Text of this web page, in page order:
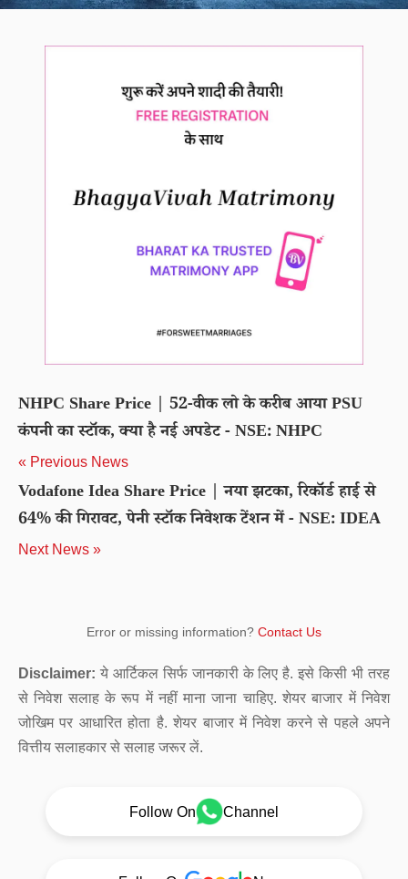
NHPC Share Price | 52-वीक लो के करीब आया PSU
कंपनी का स्टॉक, क्या है नई अपडेट - NSE: NHPC
« Previous News
Vodafone Idea Share Price | नया झटका, रिकॉर्ड हाई से
64% की गिरावट, पेनी स्टॉक निवेशक टेंशन में - NSE: IDEA
Next News »
Error or missing information? Contact Us
Disclaimer: ये आर्टिकल सिर्फ जानकारी के लिए है. इसे किसी भी तरह
से निवेश सलाह के रूप में नहीं माना जाना चाहिए. शेयर बाजार में निवेश
जोखिम पर आधारित होता है. शेयर बाजार में निवेश करने से पहले अपने
वित्तीय सलाहकार से सलाह जरूर लें.
Follow On Channel